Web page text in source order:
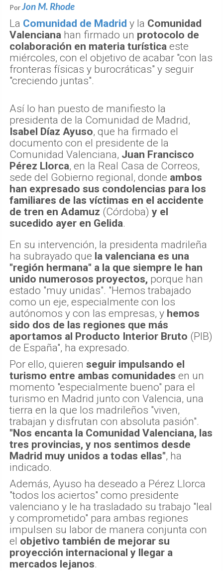
PorJon M. Rhode
La Comunidad de Madrid y la Comunidad
Valenciana han firmado un protocolo de
colaboración en materia turística este
miércoles, con el objetivo de acabar "con las
fronteras físicas y burocráticas" y seguir
"creciendo juntas".
Así lo han puesto de manifiesto la
presidenta de la Comunidad de Madrid,
Isabel Díaz Ayuso, que ha firmado el
documento con el presidente de la
Comunidad Valenciana, Juan Francisco
Pérez Llorca, en la Real Casa de Correos,
sede del Gobierno regional, donde ambos
han expresado sus condolencias para los
familiares de las víctimas en el accidente
de tren en Adamuz (Córdoba) y el
sucedido ayer en Gelida.
En su intervención, la presidenta madrileña
ha subrayado que la valenciana es una
"región hermana" a la que siempre le han
unido numerosos proyectos, porque han
estado "muy unidas". "Hemos trabajado
como un eje, especialmente con los
autónomos y con las empresas, y hemos
sido dos de las regiones que más
aportamos al Producto Interior Bruto (PIB)
de España", ha expresado.
Por ello, quieren seguir impulsando el
turismo entre ambas comunidades en un
momento "especialmente bueno" para el
turismo en Madrid junto con Valencia, una
tierra en la que los madrileños "viven,
trabajan y disfrutan con absoluta pasión".
"Nos encanta la Comunidad Valenciana, las
tres provincias, y nos sentimos desde
Madrid muy unidos a todas ellas", ha
indicado.
Además, Ayuso ha deseado a Pérez Llorca
"todos los aciertos" como presidente
valenciano y le ha trasladado su trabajo "leal
y comprometido" para ambas regiones
impulsen su labor de manera conjunta con
el objetivo también de mejorar su
proyección internacional y llegar a
mercados lejanos.